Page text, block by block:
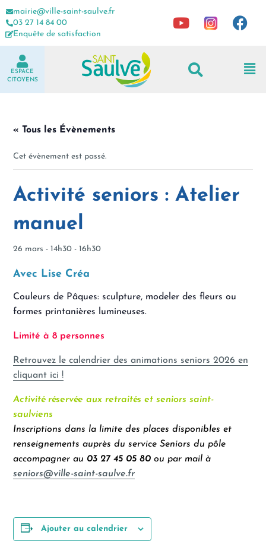
mairie@ville-saint-saulve.fr
03 27 14 84 00
Enquête de satisfaction
ESPACE
CITOYENS
« Tous les Évènements
Cet évènement est passé.
Activité seniors : Atelier
manuel
26 mars - 14h30 -16h30
Avec Lise Créa
Couleurs de Pâques: sculpture, modeler des fleurs ou
formes printanières lumineuses.
Limité à 8 personnes
Retrouvez le calendrier des animations seniors 2026 en
cliquant ici !
Activité réservée aux retraités et seniors saint-
saulviens
Inscriptions dans la limite des places disponibles et
renseignements auprès du service Seniors du pôle
accompagner au 03 27 45 05 80 ou par mail à
seniors@ville-saint-saulve.fr
Ajouter au calendrier